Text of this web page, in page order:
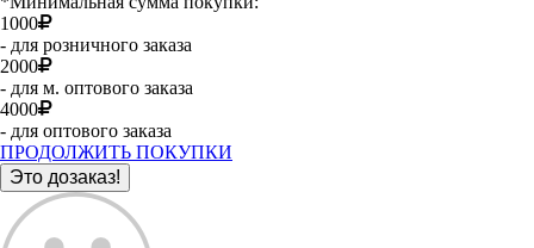
1000
- для розничного заказа
2000
- для м. оптового заказа
4000
- для оптового заказа
ПРОДОЛЖИТЬ ПОКУПКИ